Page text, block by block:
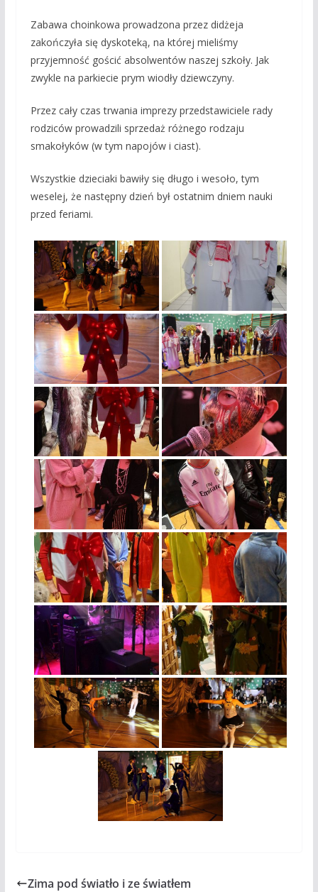
Zabawa choinkowa prowadzona przez didżeja
zakończyła się dyskoteką, na której mieliśmy
przyjemność gościć absolwentów naszej szkoły. Jak
zwykle na parkiecie prym wiodły dziewczyny.
Przez cały czas trwania imprezy przedstawiciele rady
rodziców prowadzili sprzedaż różnego rodzaju
smakołyków (w tym napojów i ciast).
Wszystkie dzieciaki bawiły się długo i wesoło, tym
weselej, że następny dzień był ostatnim dniem nauki
przed feriami.
Zima pod światło i ze światłem